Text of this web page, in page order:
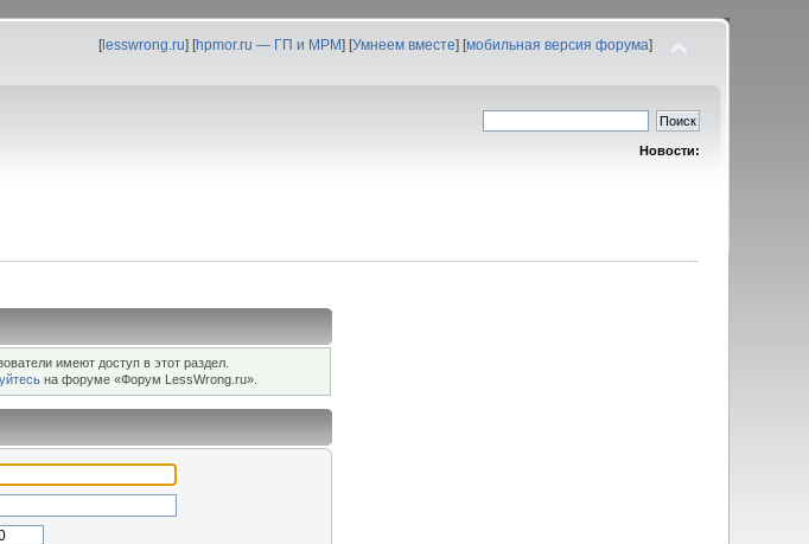
[lesswrong.ru] [hpmor.ru — ГП и МРМ] [Умнеем вместе] [мобильная версия форума]
Новости:
имеют доступ в этот раздел.
на форуме «Форум LessWrong.ru».